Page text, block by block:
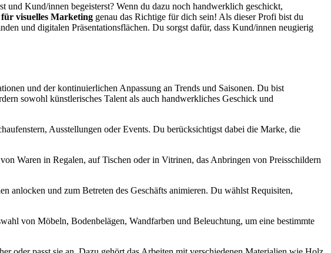
Kund/innen begeisterst? Wenn du dazu noch handwerklich geschickt,
visuelles Marketing genau das Richtige für dich sein! Als dieser Profi bist du
und digitalen Präsentationsflächen. Du sorgst dafür, dass Kund/innen neugierig
und der kontinuierlichen Anpassung an Trends und Saisonen. Du bist
sowohl künstlerisches Talent als auch handwerkliches Geschick und
Ausstellungen oder Events. Du berücksichtigst dabei die Marke, die
Waren in Regalen, auf Tischen oder in Vitrinen, das Anbringen von Preisschildern
anlocken und zum Betreten des Geschäfts animieren. Du wählst Requisiten,
von Möbeln, Bodenbelägen, Wandfarben und Beleuchtung, um eine bestimmte